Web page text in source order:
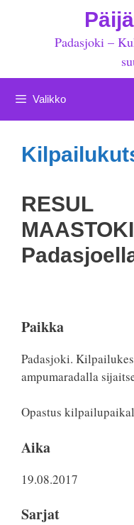
Padasjoki –
Valikko
RESUL
Paikka
Padasjoki.
ampumaradalla
Opastus
Aika
19.08.2017
Sarjat